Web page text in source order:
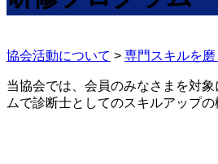
協会活動について > 専門スキルを磨
当協会では、会員のみなさまを対
ムで診断士としてのスキルアップの